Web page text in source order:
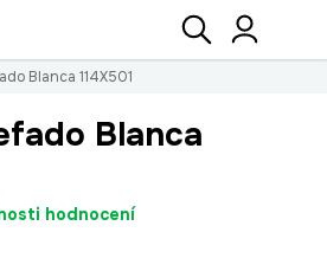
Hledat
Blanca 114X501
Blanca
hodnocení